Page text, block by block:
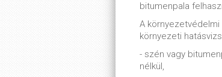
bitumenpala
A
környezeti
- szén vagy
nélkül,